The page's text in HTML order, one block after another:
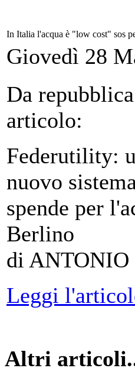
In Italia l'acqua è "low cost" sos
Giovedì 28
Da
articolo:
Federutility:
nuovo
spende per
Berlino
di
Leggi
Altri